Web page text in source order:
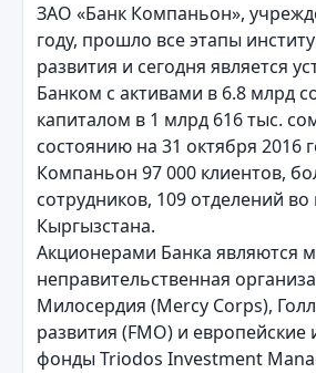
ЗАО «Банк Компаньон»,
году, прошло все этапы
развития и сегодня является
Банком с активами в 6.8 млрд
капиталом в 1 млрд 616 тыс.
состоянию на 31 октября 2016
Компаньон 97 000 клиентов,
сотрудников, 109 отделений во
Кыргызстана.
Акционерами Банка являются
неправительственная
Милосердия (Mercy Corps),
развития (FMO) и
фонды Triodos Investment